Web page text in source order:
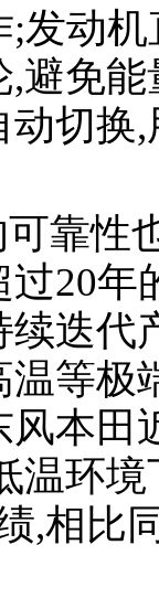
发动
避免
切换
靠性
20
迭代
温等极
本田
温环
,相比